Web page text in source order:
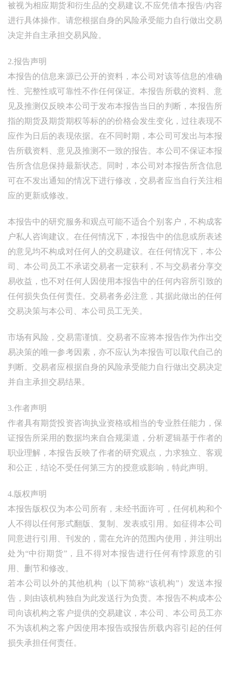
被视为相应期货和衍生品的交易建议,不应凭借本报告/内容
进行具体操作。请您根据自身的风险承受能力自行做出交易
决定并自主承担交易风险。
2.报告声明
本报告的信息来源已公开的资料，本公司对该等信息的准确
性、完整性或可靠性不作任何保证。本报告所载的资料、意
见及推测仅反映本公司于发布本报告当日的判断，本报告所
指的期货及期货期权等标的的价格会发生变化，过往表现不
应作为日后的表现依据。在不同时期，本公司可发出与本报
告所载资料、意见及推测不一致的报告。本公司不保证本报
告所含信息保持最新状态。同时，本公司对本报告所含信息
可在不发出通知的情况下进行修改，交易者应当自行关注相
应的更新或修改。
本报告中的研究服务和观点可能不适合个别客户，不构成客
户私人咨询建议。在任何情况下，本报告中的信息或所表述
的意见均不构成对任何人的交易建议。在任何情况下，本公
司、本公司员工不承诺交易者一定获利，不与交易者分享交
易收益，也不对任何人因使用本报告中的任何内容所引致的
任何损失负任何责任。交易者务必注意，其据此做出的任何
交易决策与本公司、本公司员工无关。
市场有风险，交易需谨慎。交易者不应将本报告作为作出交
易决策的唯一参考因素，亦不应认为本报告可以取代自己的
判断。交易者应根据自身的风险承受能力自行做出交易决定
并自主承担交易结果。
3.作者声明
作者具有期货投资咨询执业资格或相当的专业胜任能力，保
证报告所采用的数据均来自合规渠道，分析逻辑基于作者的
职业理解，本报告反映了作者的研究观点，力求独立、客观
和公正，结论不受任何第三方的授意或影响，特此声明。
4.版权声明
本报告版权仅为本公司所有，未经书面许可，任何机构和个
人不得以任何形式翻版、复制、发表或引用。如征得本公司
同意进行引用、刊发的，需在允许的范围内使用，并注明出
处为“中衍期货”，且不得对本报告进行任何有悖原意的引
用、删节和修改。
若本公司以外的其他机构（以下简称“该机构”）发送本报
告，则由该机构独自为此发送行为负责。本报告不构成本公
司向该机构之客户提供的交易建议，本公司、本公司员工亦
不为该机构之客户因使用本报告或报告所载内容引起的任何
损失承担任何责任。